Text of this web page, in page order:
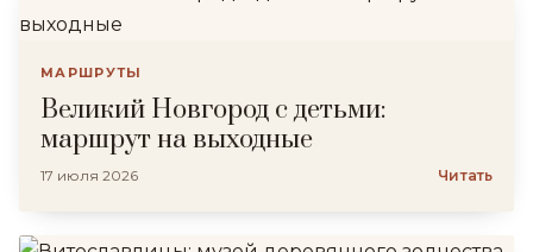
МАРШРУТЫ
Великий Новгород с детьми:
маршрут на выходные
17 июля 2026 Читать